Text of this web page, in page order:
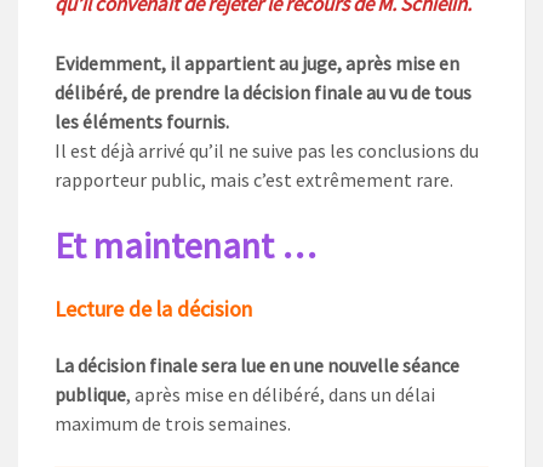
Evidemment, il appartient au juge, après mise en
délibéré, de prendre la décision finale au vu de tous
les éléments fournis.
Il est déjà arrivé qu’il ne suive pas les conclusions du
rapporteur public, mais c’est extrêmement rare.
Et maintenant …
Lecture de la décision
La décision finale sera lue en une nouvelle séance
publique, après mise en délibéré, dans un délai
maximum de trois semaines.